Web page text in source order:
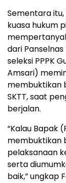
Sementara
kuasa hukum
dari
seleksi PPPK
Amsari)
membuktikan
SKTT, saat
berjalan.
“Kalau Bapak
membuktikan
pelaksanaan
serta
baik,” ungkap